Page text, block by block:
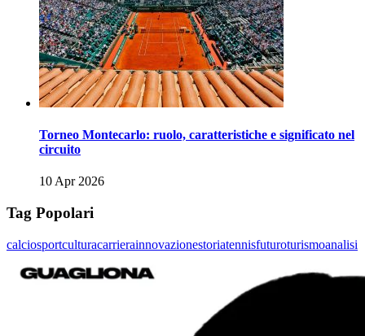
Torneo Montecarlo: ruolo, caratteristiche e significato nel
circuito
10 Apr 2026
Tag Popolari
calciosportculturacarrierainnovazionestoriatennisfuturoturismoanalisi